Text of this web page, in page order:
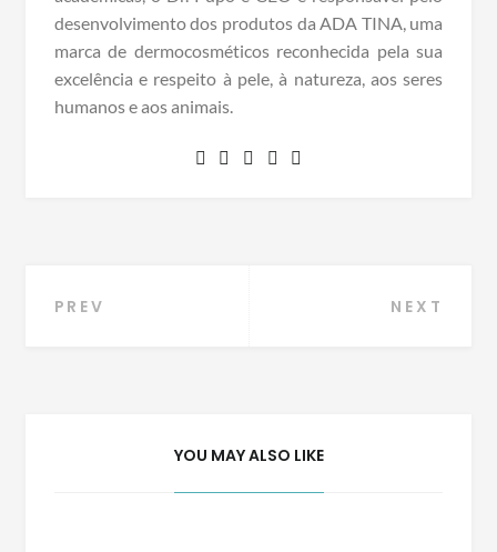
desenvolvimento dos produtos da ADA TINA, uma
marca de dermocosméticos reconhecida pela sua
excelência e respeito à pele, à natureza, aos seres
humanos e aos animais.
Navegação
PREV NEXT
YOU MAY ALSO LIKE